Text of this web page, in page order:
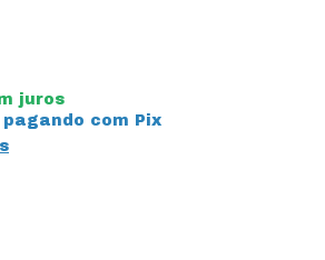
juros
pagando com Pix